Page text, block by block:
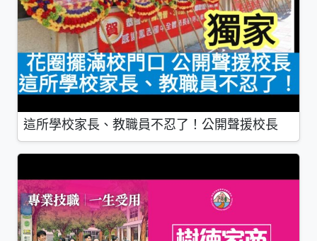
這所學校家長、教職員不忍了！公開聲援校長